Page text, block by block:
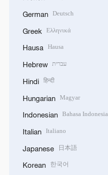
German Deutsch
Greek Ελληνικά
Hausa Hausa
Hebrew עברית
Hindi हिन्दी
Hungarian Magyar
Indonesian Bahasa Indonesia
Italian Italiano
Japanese 日本語
Korean 한국어